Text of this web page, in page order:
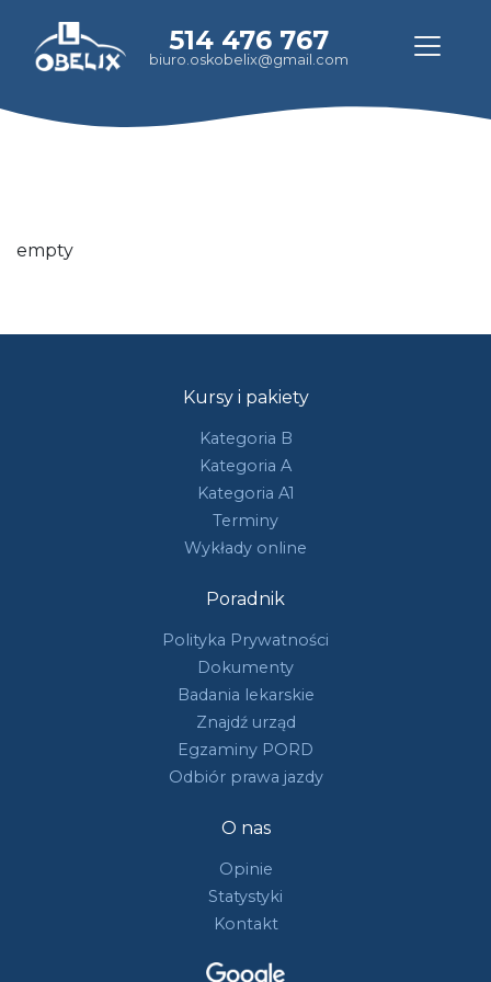
514 476 767
biuro.oskobelix@gmail.com
empty
Kursy i pakiety
Kategoria B
Kategoria A
Kategoria A1
Terminy
Wykłady online
Poradnik
Polityka Prywatności
Dokumenty
Badania lekarskie
Znajdź urząd
Egzaminy PORD
Odbiór prawa jazdy
O nas
Opinie
Statystyki
Kontakt